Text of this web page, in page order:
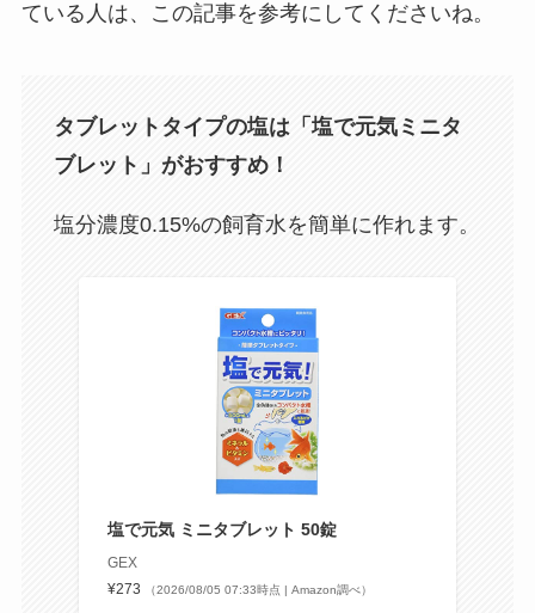
ている人は、この記事を参考にしてくださいね。
タブレットタイプの塩は「塩で元気ミニタ
ブレット」がおすすめ！
塩分濃度0.15%の飼育水を簡単に作れます。
塩で元気 ミニタブレット 50錠
GEX
¥273
（2026/08/05 07:33時点 | Amazon調べ）